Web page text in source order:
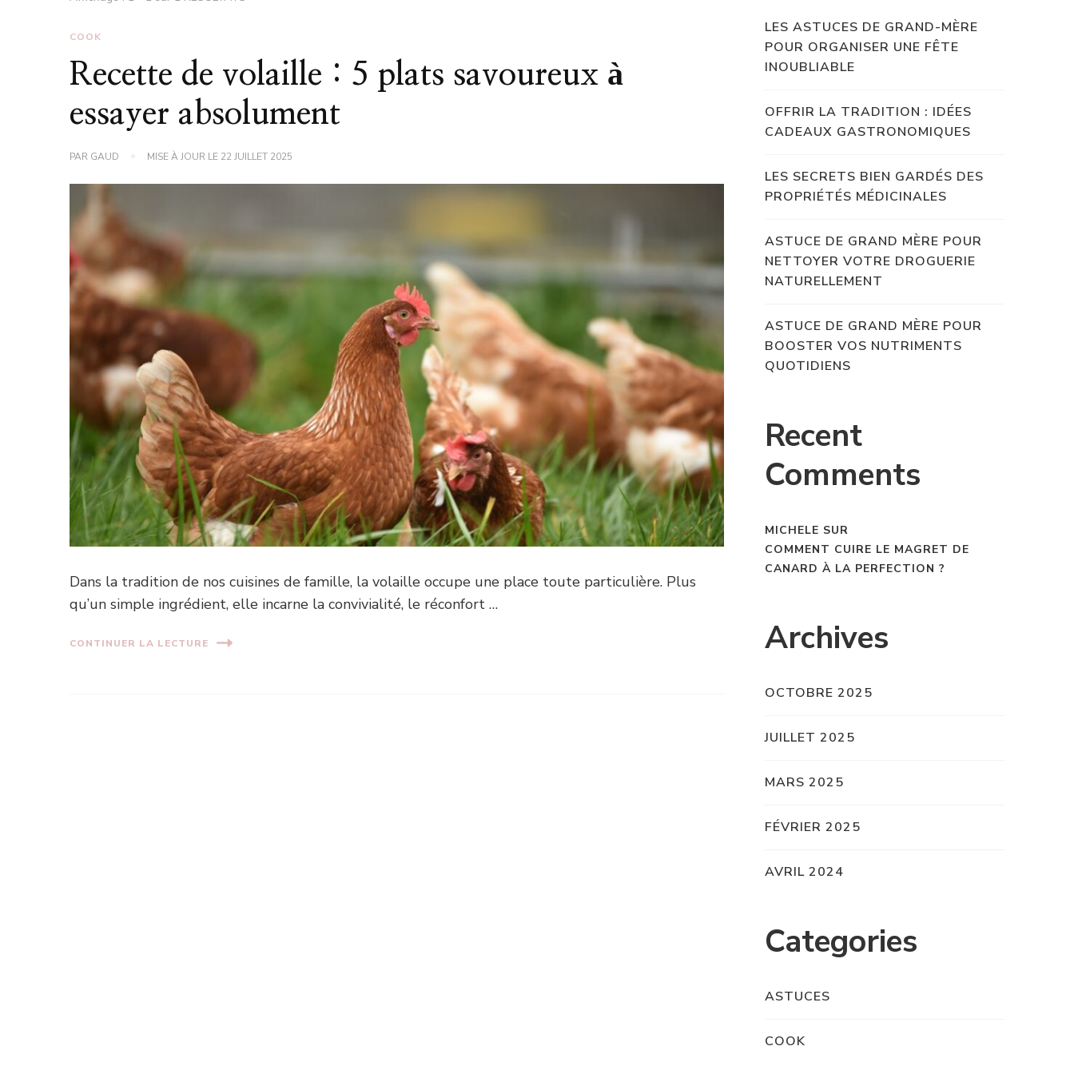
COOK
Recette de volaille : 5 plats savoureux à
essayer absolument
PAR GAUD MISE À JOUR LE 22 JUILLET 2025
Dans la tradition de nos cuisines de famille, la volaille occupe une place toute particulière. Plus
qu’un simple ingrédient, elle incarne la convivialité, le réconfort …
CONTINUER LA LECTURE
LES ASTUCES DE GRAND-MÈRE
POUR ORGANISER UNE FÊTE
INOUBLIABLE
OFFRIR LA TRADITION : IDÉES
CADEAUX GASTRONOMIQUES
LES SECRETS BIEN GARDÉS DES
PROPRIÉTÉS MÉDICINALES
ASTUCE DE GRAND MÈRE POUR
NETTOYER VOTRE DROGUERIE
NATURELLEMENT
ASTUCE DE GRAND MÈRE POUR
BOOSTER VOS NUTRIMENTS
QUOTIDIENS
Recent
Comments
MICHELE SUR
COMMENT CUIRE LE MAGRET DE
CANARD À LA PERFECTION ?
Archives
OCTOBRE 2025
JUILLET 2025
MARS 2025
FÉVRIER 2025
AVRIL 2024
Categories
ASTUCES
COOK